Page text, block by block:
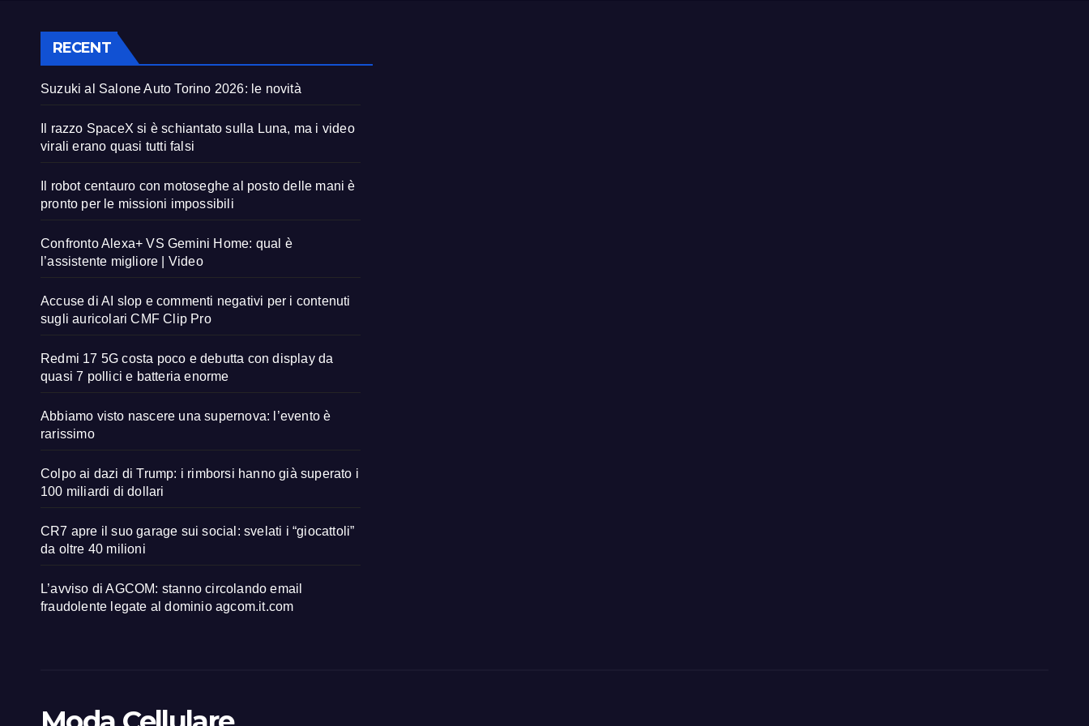
RECENT
Suzuki al Salone Auto Torino 2026: le novità
Il razzo SpaceX si è schiantato sulla Luna, ma i video
virali erano quasi tutti falsi
Il robot centauro con motoseghe al posto delle mani è
pronto per le missioni impossibili
Confronto Alexa+ VS Gemini Home: qual è
l’assistente migliore | Video
Accuse di AI slop e commenti negativi per i contenuti
sugli auricolari CMF Clip Pro
Redmi 17 5G costa poco e debutta con display da
quasi 7 pollici e batteria enorme
Abbiamo visto nascere una supernova: l’evento è
rarissimo
Colpo ai dazi di Trump: i rimborsi hanno già superato i
100 miliardi di dollari
CR7 apre il suo garage sui social: svelati i “giocattoli”
da oltre 40 milioni
L’avviso di AGCOM: stanno circolando email
fraudolente legate al dominio agcom.it.com